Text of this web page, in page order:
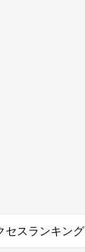
セスランキング